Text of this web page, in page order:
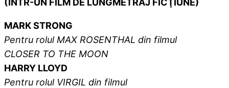
(ÎNTR-UN FILM DE LUNGMETRAJ FICŢIUNE)
MARK STRONG
Pentru rolul MAX ROSENTHAL din filmul
CLOSER TO THE MOON
HARRY LLOYD
Pentru rolul VIRGIL din filmul